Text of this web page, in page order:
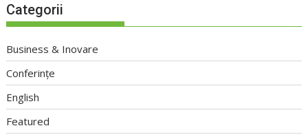
Categorii
Business & Inovare
Conferințe
English
Featured